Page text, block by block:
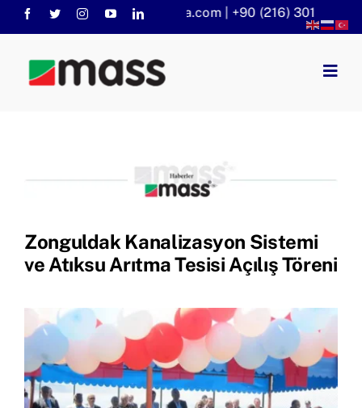
Skip
to
content
info@massaritma.com | +90 (216) 301 1140
Faaliyet Alanlarımız
Haberler
Zonguldak Kanalizasyon Sistemi
ve Atıksu Arıtma Tesisi Açılış Töreni